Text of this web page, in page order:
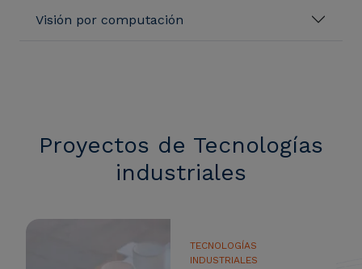
Visión por computación
Proyectos de Tecnologías
industriales
TECNOLOGÍAS
INDUSTRIALES